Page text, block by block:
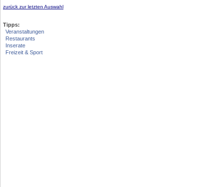
zurück zur letzten Auswahl
Tipps:
Veranstaltungen
Restaurants
Inserate
Freizeit & Sport